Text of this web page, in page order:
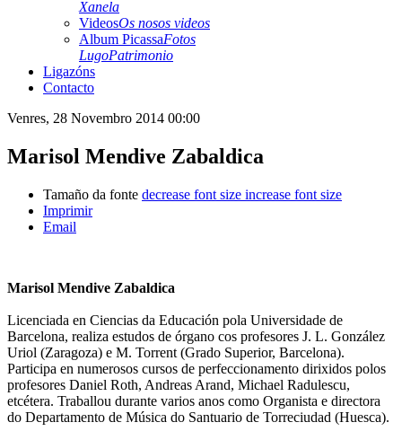
Xanela
VideosOs nosos videos
Album PicassaFotos
LugoPatrimonio
Ligazóns
Contacto
Venres, 28 Novembro 2014 00:00
Marisol Mendive Zabaldica
Tamaño da fonte decrease font size increase font size
Imprimir
Email
Marisol Mendive Zabaldica
Licenciada en Ciencias da Educación pola Universidade de
Barcelona, realiza estudos de órgano cos profesores J. L. González
Uriol (Zaragoza) e M. Torrent (Grado Superior, Barcelona).
Participa en numerosos cursos de perfeccionamento dirixidos polos
profesores Daniel Roth, Andreas Arand, Michael Radulescu,
etcétera. Traballou durante varios anos como Organista e directora
do Departamento de Música do Santuario de Torreciudad (Huesca).